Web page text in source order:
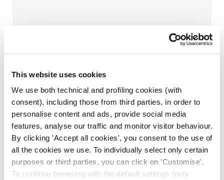
This website uses cookies
We use both technical and profiling cookies (with
consent), including those from third parties, in order to
personalise content and ads, provide social media
features, analyse our traffic and monitor visitor behaviour.
By clicking 'Accept all cookies', you consent to the use of
all the cookies we use. To individually select only certain
purposes or third parties, you can click on 'Customise'.
To continue browsing with the default settings (only